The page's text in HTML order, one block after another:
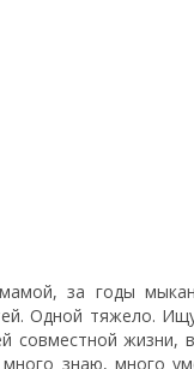
за годы
Одной тяжело.
совместной жизни,
много знаю, много